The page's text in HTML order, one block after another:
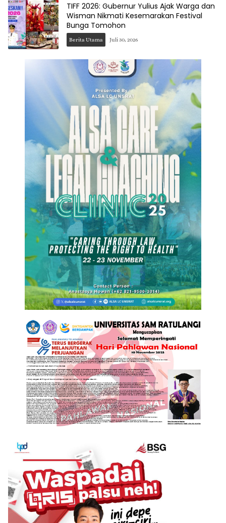
TIFF 2026: Gubernur Yulius Ajak Warga dan
Wisman Nikmati Kesemarakan Festival
Bunga Tomohon
Berita Utama Juli 30, 2026